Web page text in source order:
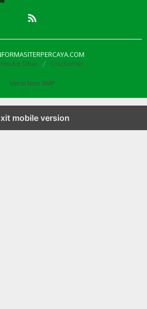
Siber Disclaimer
Versi Non AMP
mobile version